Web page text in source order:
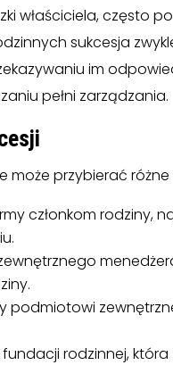
właściciela, często
sukcesja
im
pełni zarządzania.
może przybierać
członkom rodziny,
podmiotowi
rodzinnej,